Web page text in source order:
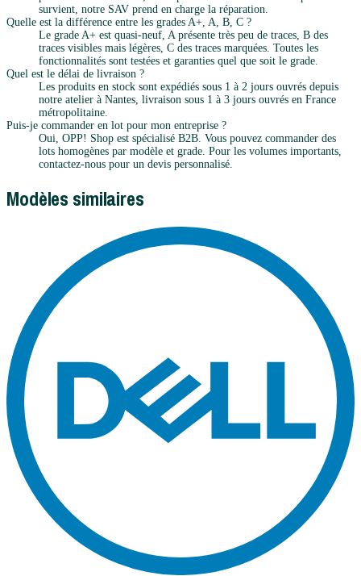
survient, notre SAV prend en charge la réparation.
Quelle est la différence entre les grades A+, A, B, C ?
Le grade A+ est quasi-neuf, A présente très peu de traces, B des
traces visibles mais légères, C des traces marquées. Toutes les
fonctionnalités sont testées et garanties quel que soit le grade.
Quel est le délai de livraison ?
Les produits en stock sont expédiés sous 1 à 2 jours ouvrés depuis
notre atelier à Nantes, livraison sous 1 à 3 jours ouvrés en France
métropolitaine.
Puis-je commander en lot pour mon entreprise ?
Oui, OPP! Shop est spécialisé B2B. Vous pouvez commander des
lots homogènes par modèle et grade. Pour les volumes importants,
contactez-nous pour un devis personnalisé.
Modèles similaires